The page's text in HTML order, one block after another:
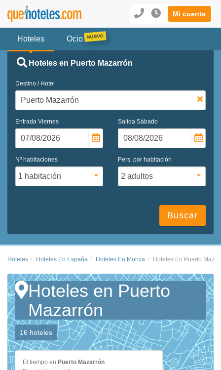
Mi cuenta
Hoteles Ocio
Hoteles en Puerto Mazarrón
Destino / Hotel
Entrada Viernes Salida Sábado
Nº habitaciones Pers. por habitación
Buscar
Hoteles Hoteles En España Hoteles En Murcia Hoteles En Puerto
Hoteles en Puerto
Mazarrón
16 hoteles
El tiempo en Puerto Mazarrón